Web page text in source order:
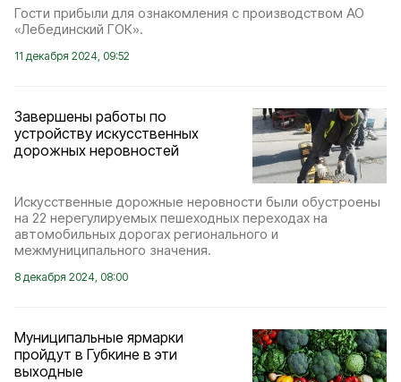
Гости прибыли для ознакомления с производством АО
«Лебединский ГОК».
11 декабря 2024, 09:52
Завершены работы по
устройству искусственных
дорожных неровностей
Искусственные дорожные неровности были обустроены
на 22 нерегулируемых пешеходных переходах на
автомобильных дорогах регионального и
межмуниципального значения.
8 декабря 2024, 08:00
Муниципальные ярмарки
пройдут в Губкине в эти
выходные